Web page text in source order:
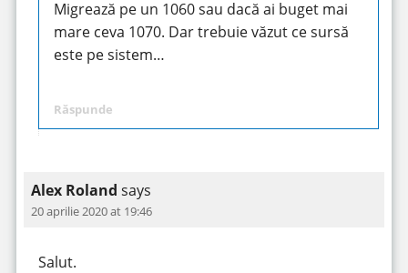
Migrează pe un 1060 sau dacă ai buget mai
mare ceva 1070. Dar trebuie văzut ce sursă
este pe sistem…
Răspunde
Alex Roland says
20 aprilie 2020 at 19:46
Salut.